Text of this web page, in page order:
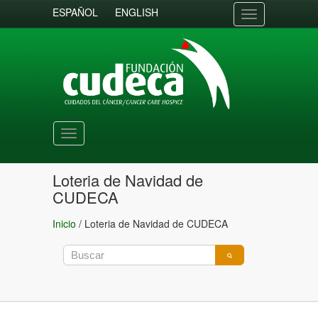
ESPAÑOL ENGLISH
Toggle
navigation
Toggle
navigation
Loteria de Navidad de
CUDECA
Inicio / Loteria de Navidad de CUDECA